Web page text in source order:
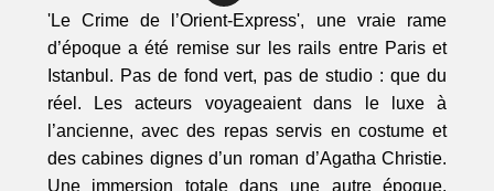
'Le Crime de l’Orient-Express', une vraie rame
d’époque a été remise sur les rails entre Paris et
Istanbul. Pas de fond vert, pas de studio : que du
réel. Les acteurs voyageaient dans le luxe à
l’ancienne, avec des repas servis en costume et
des cabines dignes d’un roman d’Agatha Christie.
Une immersion totale dans une autre époque,